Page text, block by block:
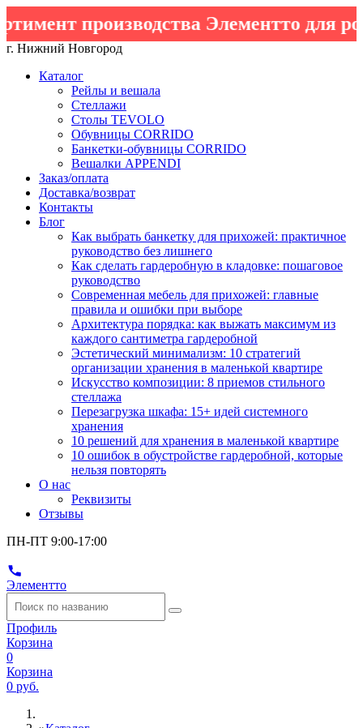
производства Элементто для
г. Нижний Новгород
Каталог
Рейлы и вешала
Стеллажи
Столы TEVOLO
Обувницы CORRIDO
Банкетки-обувницы CORRIDO
Вешалки APPENDI
Заказ/оплата
Доставка/возврат
Контакты
Блог
Как выбрать банкетку для прихожей: практичное
руководство без лишнего
Как сделать гардеробную в кладовке: пошаговое
руководство
Современная мебель для прихожей: главные
правила и ошибки при выборе
Архитектура порядка: как выжать максимум из
каждого сантиметра гардеробной
Эстетический минимализм: 10 стратегий
организации хранения в маленькой квартире
Искусство композиции: 8 приемов стильного
стеллажа
Перезагрузка шкафа: 15+ идей системного
хранения
10 решений для хранения в маленькой квартире
10 ошибок в обустройстве гардеробной, которые
нельзя повторять
О нас
Реквизиты
Отзывы
ПН-ПТ 9:00-17:00
Элементто
Профиль
Корзина
0
Корзина
0 руб.